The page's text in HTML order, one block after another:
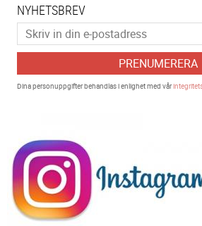
NYHETSBREV
PRENUMERERA
Dina personuppgifter behandlas i enlighet med vår